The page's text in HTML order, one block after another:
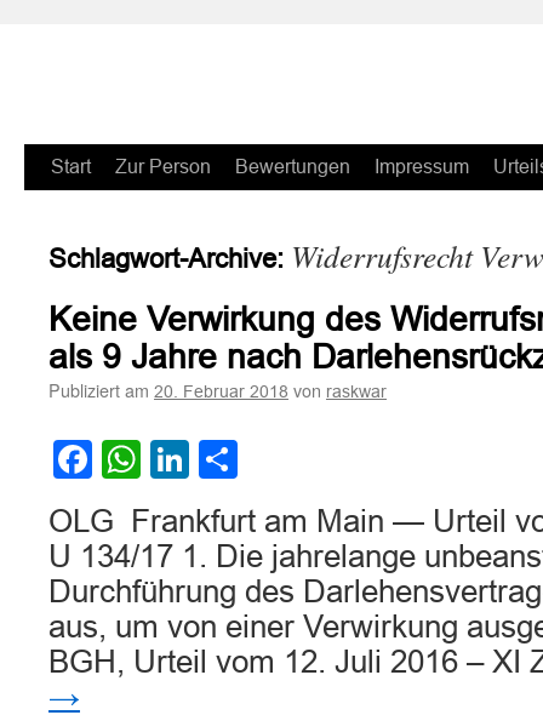
Zum
springen
Start Zur Person Bewertungen Impressum
Schlagwort-Archive: Widerrufsrecht
Keine Verwirkung des
als 9 Jahre nach
Publiziert am 20. Februar 2018 von raskwar
Facebook
WhatsApp
LinkedIn
OLG Frankfurt am Main — Urteil
U 134/17 1. Die jahrelange
Durchführung des
aus, um von einer Verwirkung
BGH, Urteil vom 12. Juli 2016 –
→